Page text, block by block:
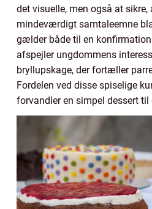
det visuelle, men også at sikre,
mindeværdigt samtaleemne
gælder både til en
afspejler ungdommens
bryllupskage, der fortæller
Fordelen ved disse spiselige
forvandler en simpel dessert til